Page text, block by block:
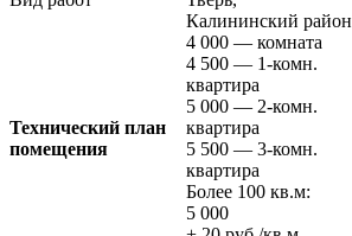
Калининский район
Технический план
помещения
4 000 — комната
4 500 — 1-комн.
квартира
5 000 — 2-комн.
квартира
5 500 — 3-комн.
квартира
Более 100 кв.м:
5 000